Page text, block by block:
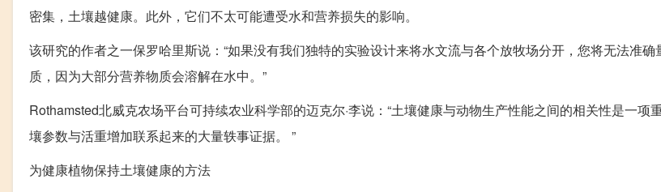
密集，土壤越健康。此外，它们不太可能遭受水和营养损失的影响。
该研究的作者之一保罗哈里斯说：“如果没有我们独特的实验设计来将水文流与各个放牧场分开，您将无法准
质，因为大部分营养物质会溶解在水中。”
Rothamsted北威克农场平台可持续农业科学部的迈克尔·李说：“土壤健康与动物生产性能之间的相关性是一项
壤参数与活重增加联系起来的大量轶事证据。 ”
为健康植物保持土壤健康的方法